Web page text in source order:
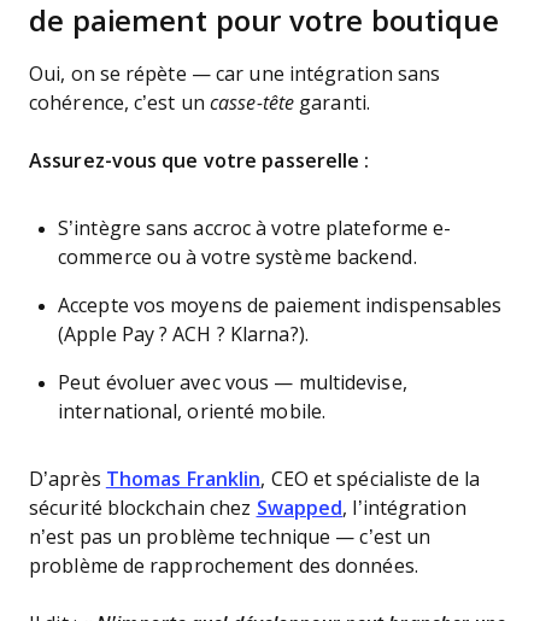
de paiement pour votre boutique
Oui, on se répète — car une intégration sans
cohérence, c’est un casse-tête garanti.
Assurez-vous que votre passerelle :
S’intègre sans accroc à votre plateforme e-
commerce ou à votre système backend.
Accepte vos moyens de paiement indispensables
(Apple Pay ? ACH ? Klarna?).
Peut évoluer avec vous — multidevise,
international, orienté mobile.
D’après Thomas Franklin, CEO et spécialiste de la
sécurité blockchain chez Swapped , l’intégration
n’est pas un problème technique — c’est un
problème de rapprochement des données.